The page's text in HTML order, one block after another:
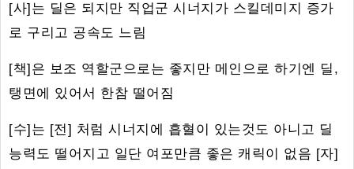
[사]는 딜은 되지만 직업군 시너지가 스킬데미지 증가
로 구리고 공속도 느림
[책]은 보조 역할군으로는 좋지만 메인으로 하기엔 딜,
탱면에 있어서 한참 떨어짐
[수]는 [전] 처럼 시너지에 흡혈이 있는것도 아니고 딜
능력도 떨어지고 일단 여포만큼 좋은 캐릭이 없음 [자]